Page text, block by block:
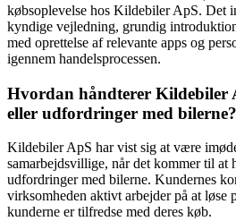
købsoplevelse hos Kildebiler ApS. Det
kyndige vejledning, grundig
med oprettelse af relevante apps og
igennem handelsprocessen.
Hvordan håndterer Kildebiler
eller udfordringer med bilerne?
Kildebiler ApS har vist sig at være
samarbejdsvillige, når det kommer til at
udfordringer med bilerne. Kundernes
virksomheden aktivt arbejder på at løse
kunderne er tilfredse med deres køb.